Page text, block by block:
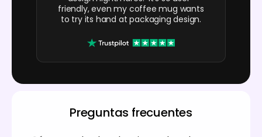
friendly, even my coffee mug wants
to try its hand at packaging design.
Preguntas frecuentes